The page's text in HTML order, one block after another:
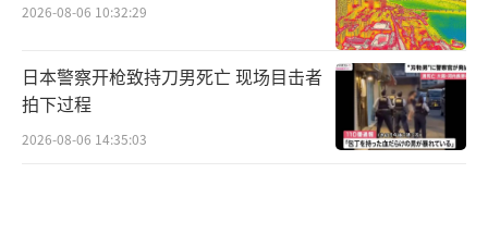
2026-08-06 10:32:29
日本警察开枪致持刀男死亡 现场目击者
拍下过程
2026-08-06 14:35:03